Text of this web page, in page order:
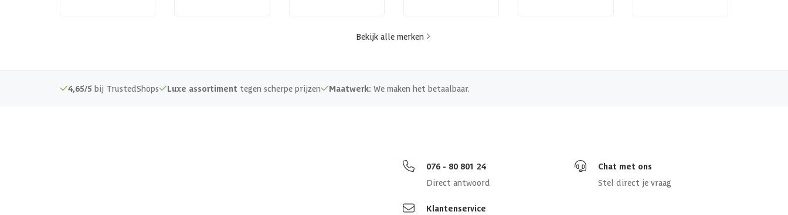
Bekijk alle merken
4,65/5 bij TrustedShops Luxe assortiment tegen scherpe prijzen Maatwerk: We maken het betaalbaar.
076 - 80 801 24
Direct antwoord
Chat met ons
Stel direct je vraag
Klantenservice